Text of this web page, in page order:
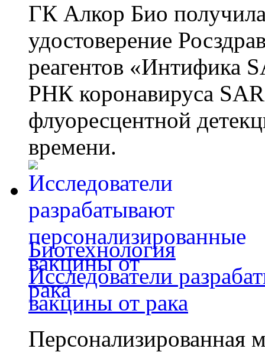
ГК Алкор Био
удостоверение
реагентов «Интифика
РНК коронавируса
флуоресцентной
времени.
Биотехнология
Исследователи
вакцины от рака
Персонализированная